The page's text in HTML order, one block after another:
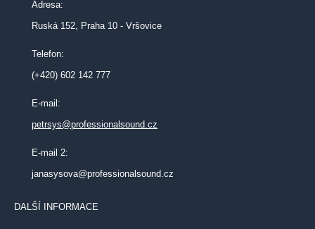
Adresa:
Ruská 152, Praha 10 - Vršovice
Telefon:
(+420) 602 142 777
E-mail:
petrsys@professionalsound.cz
E-mail 2:
janasysova@professionalsound.cz
DALŠÍ INFORMACE